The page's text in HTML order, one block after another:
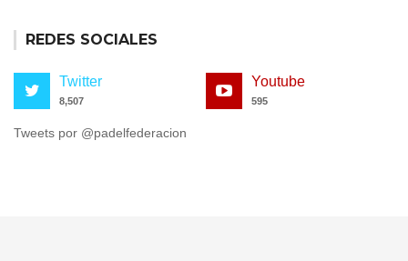
REDES SOCIALES
Twitter
8,507
Youtube
595
Tweets por @padelfederacion